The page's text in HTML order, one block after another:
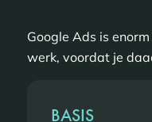
Google Ads is
werk, voordat je
BASIS